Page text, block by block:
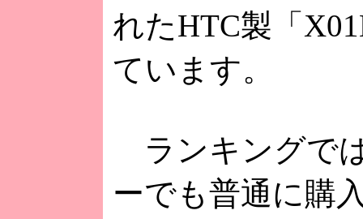
れたHTC製「
ています。
ランキングで
ーでも普通に購